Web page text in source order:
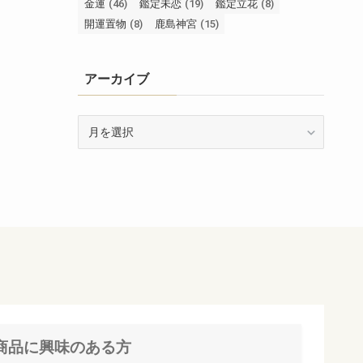
金運 (46) 鑑定未恋 (19) 鑑定立花 (8)
開運置物 (8) 鹿島神宮 (15)
アーカイブ
品に興味のある方